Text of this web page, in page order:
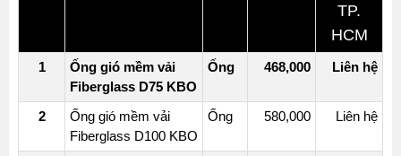
TP.
HCM
1
Ống gió mềm vải
Fiberglass D75 KBO
Ống 468,000 Liên hệ
2
Ống gió mềm vải
Fiberglass D100 KBO
Ống 580,000 Liên hệ